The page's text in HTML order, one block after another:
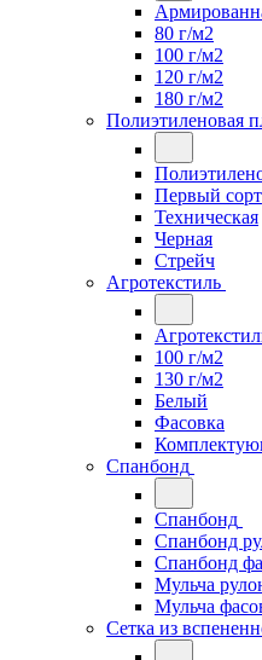
80 г/м2
100 г/м2
120 г/м2
180 г/м2
Полиэтиленовая
Первый сорт
Техническая
Черная
Стрейч
Агротекстиль
100 г/м2
130 г/м2
Белый
Фасовка
Спанбонд
Спанбонд
Спанбонд
Спанбонд
Мульча
Мульча
Сетка из